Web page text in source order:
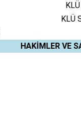
KLÜ
HAKİMLER VE